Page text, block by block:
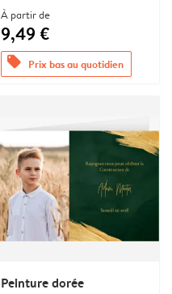
À partir de
9,49 €
offers Prix bas au quotidien
Peinture dorée